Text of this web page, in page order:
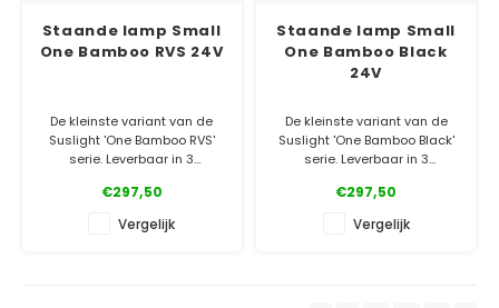
Staande lamp Small
One Bamboo RVS 24V
De kleinste variant van de
Suslight 'One Bamboo RVS'
serie. Leverbaar in 3
houtsoorten en ook nog eens
in 2 kleuren metaal!
€297,50
Vergelijk
Staande lamp Small
One Bamboo Black
24V
De kleinste variant van de
Suslight 'One Bamboo Black'
serie. Leverbaar in 3
houtsoorten en ook nog eens
in 2 kleuren metaal!
€297,50
Vergelijk